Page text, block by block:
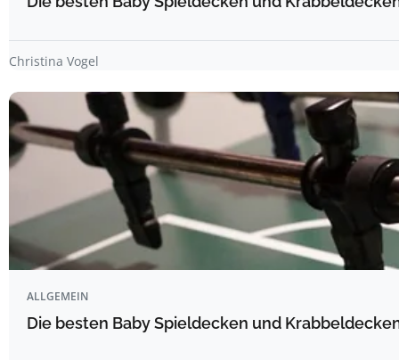
Christina Vogel
ALLGEMEIN
Die besten Baby Spieldecken und